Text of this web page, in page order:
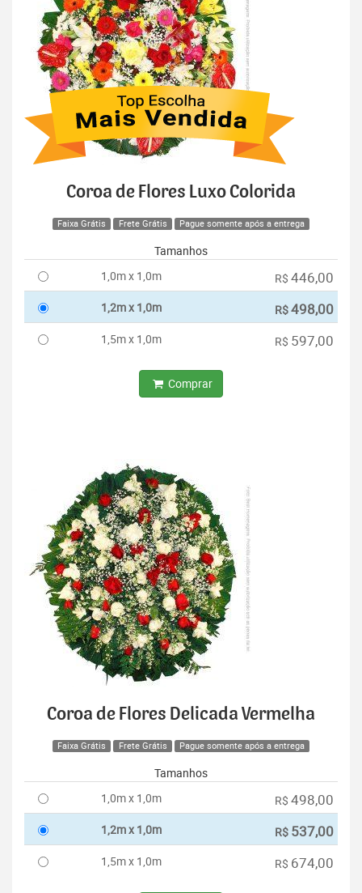
Coroa de Flores Luxo Colorida
Faixa Grátis Frete Grátis Pague somente após a entrega
Tamanhos
1,0m x 1,0m
R$ 446,00
1,2m x 1,0m R$498,00
1,5m x 1,0m R$ 597,00
Comprar
Coroa de Flores Delicada Vermelha
Faixa Grátis Frete Grátis Pague somente após a entrega
Tamanhos
1,0m x 1,0m
R$ 498,00
1,2m x 1,0m R$ 537,00
1,5m x 1,0m R$ 674,00